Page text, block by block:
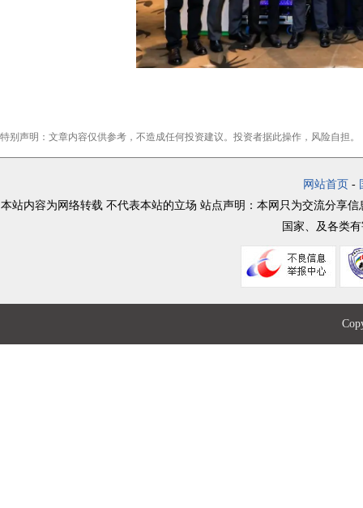
特别声明：文章内容仅供参考，不造成任何投资建议。投资者据此操作，风险自担。
网站首页-
本站内容为网络转载 不代表本站的立场 站点声明：本网只为交流分享
国家、及各类